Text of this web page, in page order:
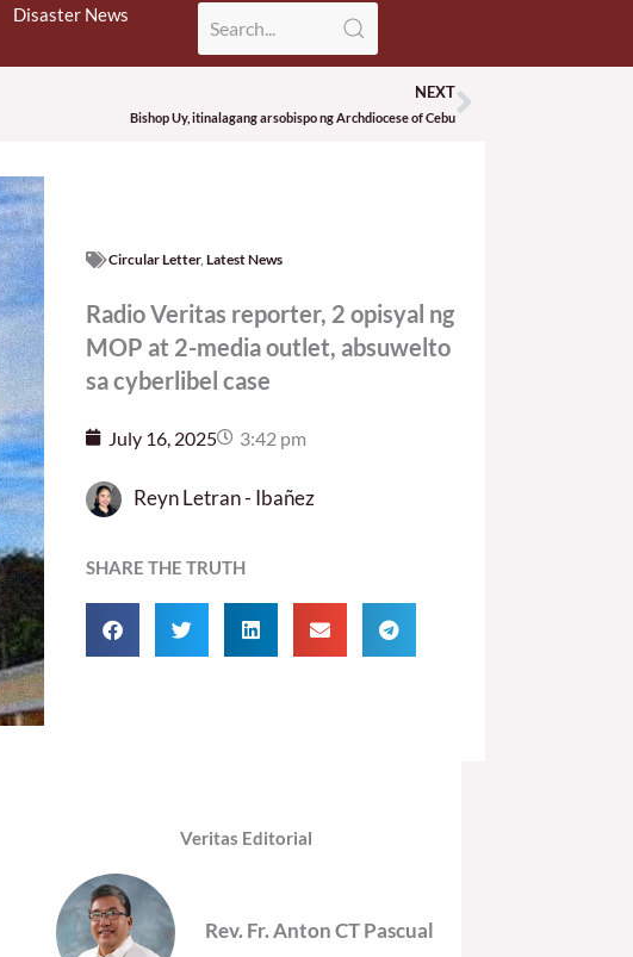
Disaster News
NEXT
Bishop Uy, itinalagang arsobispo ng Archdiocese of CebuNext
Circular Letter, Latest News
Radio Veritas reporter, 2 opisyal ng
MOP at 2-media outlet, absuwelto
sa cyberlibel case
July 16, 2025 3:42 pm
Reyn Letran - Ibañez
SHARE THE TRUTH
Veritas Editorial
Rev. Fr. Anton CT Pascual